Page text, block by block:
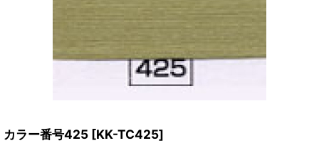
カラー番号425 [KK-TC425]